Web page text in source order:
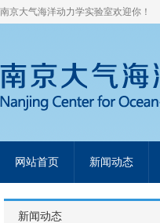
南京大气海洋动力学实验室欢迎你！
网站首页 新闻动态
新闻动态